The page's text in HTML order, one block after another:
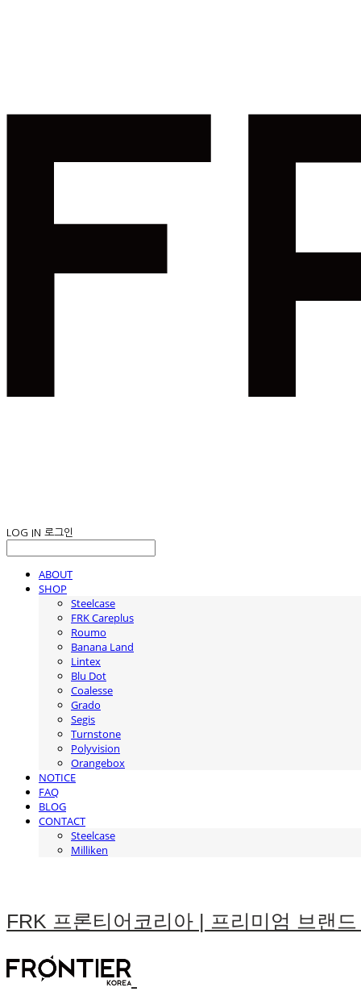
LOG IN 로그인
ABOUT
SHOP
Steelcase
FRK Careplus
Roumo
Banana Land
Lintex
Blu Dot
Coalesse
Grado
Segis
Turnstone
Polyvision
Orangebox
NOTICE
FAQ
BLOG
CONTACT
Steelcase
Milliken
FRK 프론티어코리아 | 프리미엄 브랜